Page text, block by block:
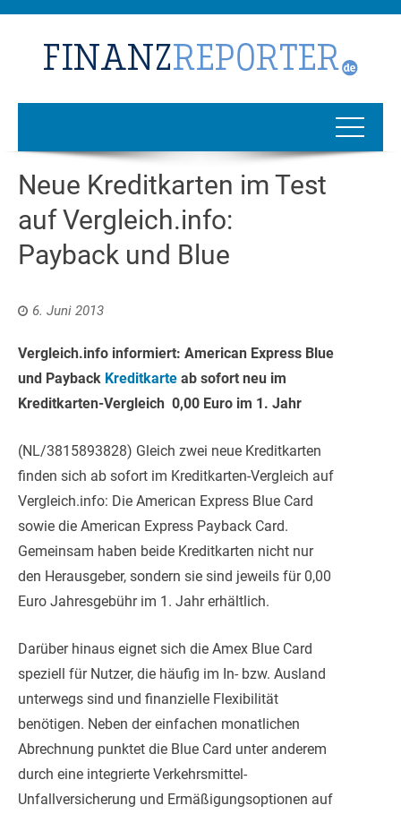
Neue Kreditkarten im Test
auf Vergleich.info:
Payback und Blue
6. Juni 2013
Vergleich.info informiert: American Express Blue
und Payback Kreditkarte ab sofort neu im
Kreditkarten-Vergleich  0,00 Euro im 1. Jahr
(NL/3815893828) Gleich zwei neue Kreditkarten
finden sich ab sofort im Kreditkarten-Vergleich auf
Vergleich.info: Die American Express Blue Card
sowie die American Express Payback Card.
Gemeinsam haben beide Kreditkarten nicht nur
den Herausgeber, sondern sie sind jeweils für 0,00
Euro Jahresgebühr im 1. Jahr erhältlich.
Darüber hinaus eignet sich die Amex Blue Card
speziell für Nutzer, die häufig im In- bzw. Ausland
unterwegs sind und finanzielle Flexibilität
benötigen. Neben der einfachen monatlichen
Abrechnung punktet die Blue Card unter anderem
durch eine integrierte Verkehrsmittel-
Unfallversicherung und Ermäßigungsoptionen auf